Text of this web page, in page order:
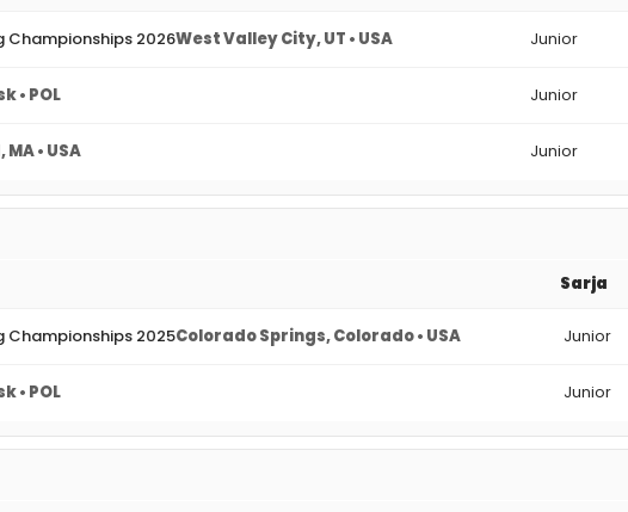
Championships 2026West Valley City, UT • USA Junior
• POL Junior
• USA Junior
Sarja
Championships 2025Colorado Springs, Colorado • USA Junior
• POL Junior